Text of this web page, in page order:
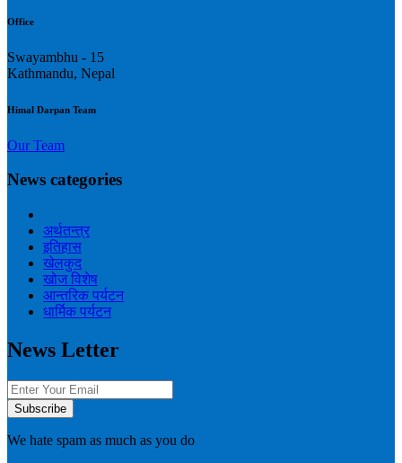
Office
Swayambhu - 15
Kathmandu, Nepal
Himal Darpan Team
Our Team
News categories
अर्थतन्त्र
इतिहास
खेलकुद
खोज विशेष
आन्तरिक पर्यटन
धार्मिक पर्यटन
News Letter
We hate spam as much as you do